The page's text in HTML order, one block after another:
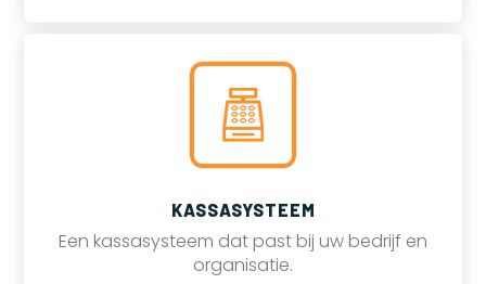
KASSASYSTEEM
Een kassasysteem dat past bij uw bedrijf en
organisatie.